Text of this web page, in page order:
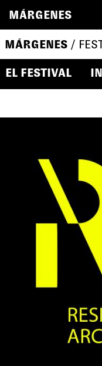
MÁRGENES
MÁRGENES /
EL FESTIVAL